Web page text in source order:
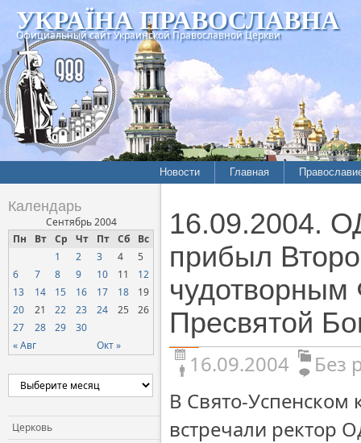
УКРАЇНА ПРАВОСЛАВНА
Официальный сайт Украинской Православной Церкви
Новости Главная
Календарь
Сентябрь 2004
Пн
Вт Ср Чт Пт Сб Вс
« Авг Окт »
1 2 3 4
5
6
7 8 9 10 11
12
13
14 15 16 17 18
19
20
21 22 23 24 25
26
27
28 29 30
Церковь
16.09.2004.
прибыл
чудотворным
Пресвятой
16.09.2004
Без
В Свято-
встречали ректор